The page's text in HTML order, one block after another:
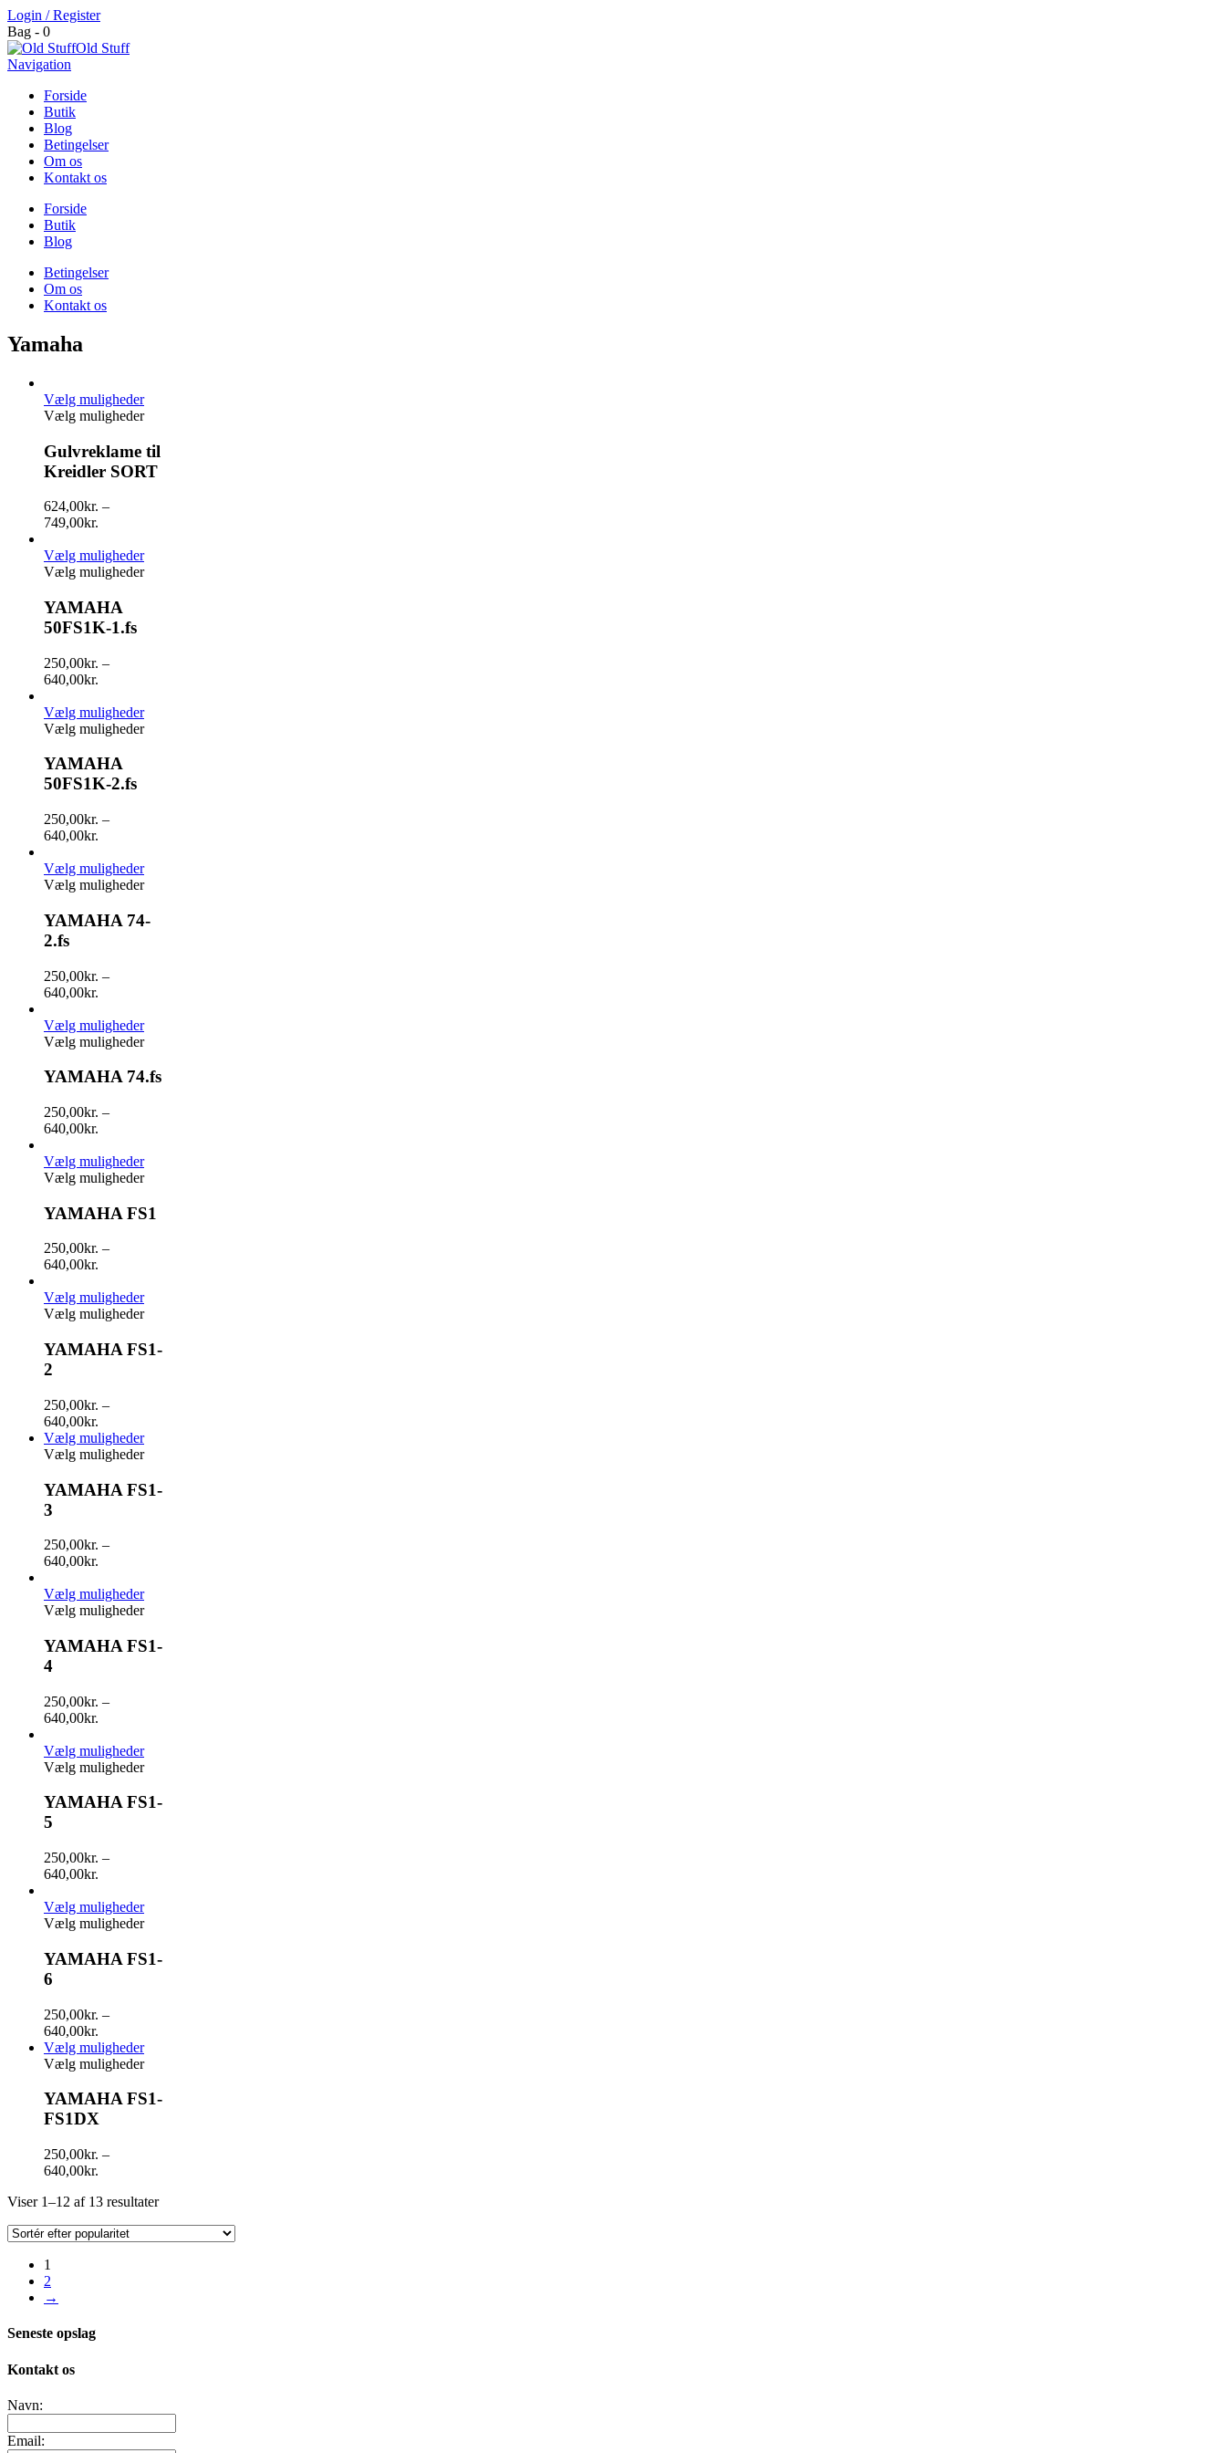
Login / Register
Bag - 0
Old Stuff
Navigation
Forside
Butik
Blog
Betingelser
Om os
Kontakt os
Forside
Butik
Blog
Betingelser
Om os
Kontakt os
Yamaha
Vælg muligheder
Vælg muligheder
Gulvreklame til
Kreidler SORT
624,00kr. –
749,00kr.
Vælg muligheder
Vælg muligheder
YAMAHA
50FS1K-1.fs
250,00kr. –
640,00kr.
Vælg muligheder
Vælg muligheder
YAMAHA
50FS1K-2.fs
250,00kr. –
640,00kr.
Vælg muligheder
Vælg muligheder
YAMAHA 74-
2.fs
250,00kr. –
640,00kr.
Vælg muligheder
Vælg muligheder
YAMAHA 74.fs
250,00kr. –
640,00kr.
Vælg muligheder
Vælg muligheder
YAMAHA FS1
250,00kr. –
640,00kr.
Vælg muligheder
Vælg muligheder
YAMAHA FS1-
2
250,00kr. –
640,00kr.
Vælg muligheder
Vælg muligheder
YAMAHA FS1-
3
250,00kr. –
640,00kr.
Vælg muligheder
Vælg muligheder
YAMAHA FS1-
4
250,00kr. –
640,00kr.
Vælg muligheder
Vælg muligheder
YAMAHA FS1-
5
250,00kr. –
640,00kr.
Vælg muligheder
Vælg muligheder
YAMAHA FS1-
6
250,00kr. –
640,00kr.
Vælg muligheder
Vælg muligheder
YAMAHA FS1-
FS1DX
250,00kr. –
640,00kr.
Viser 1–12 af 13 resultater
1
2
→
Seneste opslag
Kontakt os
Navn:
Email: